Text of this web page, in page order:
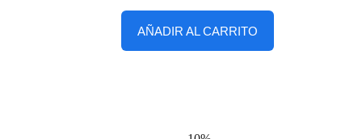
AÑADIR AL CARRITO